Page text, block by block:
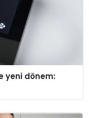
yeni dönem: